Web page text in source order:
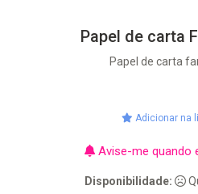
Papel de carta
Papel de carta
Adicionar na
Avise-me quando
Disponibilidade: